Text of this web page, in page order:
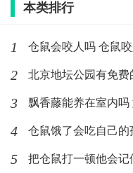
本类排行
1 仓鼠会咬人吗 仓鼠
2 北京地坛公园有免
3 飘香藤能养在室内
4 仓鼠饿了会吃自己
5 把仓鼠打一顿他会